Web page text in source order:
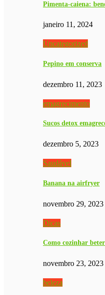
Pimenta-caiena:
janeiro 11, 2024
Uncategorized
Pepino em conserva
dezembro 11, 2023
emagrecimento
Sucos detox
dezembro 5, 2023
Saudável
Banana na airfryer
novembro 29, 2023
Dicas
Como cozinhar
novembro 23, 2023
beleza